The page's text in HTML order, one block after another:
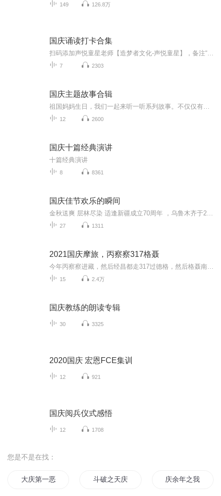
149 126.8万
国庆诵读打卡合集
7 2303
国庆主题故事合辑
12 2600
国庆十篇经典演讲
十篇经典演讲
8 8361
国庆佳节欢乐的瞬间
27 1311
2021国庆摩旅，丙察察317格聂
15 2.4万
国庆教练的朗读专辑
30 3325
2020国庆 宏恩FCE集训
12 921
国庆阅兵仪式感悟
12 1708
您是不是在找：
大庆第一恶 斗破之天庆焰火 庆余年之我叫王